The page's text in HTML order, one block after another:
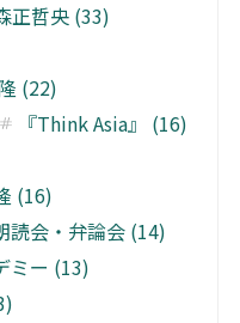
正哲央 (33)
(22)
『Think Asia』 (16)
(16)
読会・弁論会 (14)
ミー (13)